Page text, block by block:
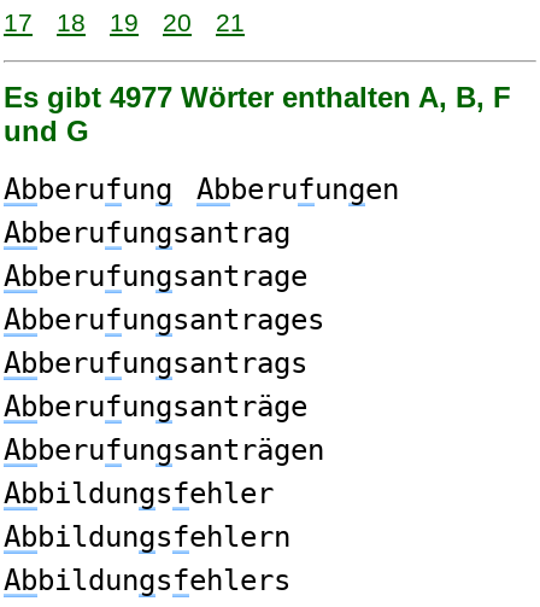
17
18 19 20 21
Es gibt 4977 Wörter enthalten A, B, F
und G
Abberufung Abberufungen
Abberufungsantrag
Abberufungsantrage
Abberufungsantrages
Abberufungsantrags
Abberufungsanträge
Abberufungsanträgen
Abbildungsfehler
Abbildungsfehlern
Abbildungsfehlers